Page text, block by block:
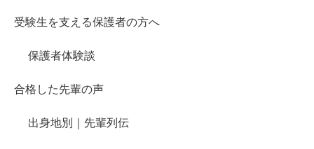
受験生を支える保護者の方へ
保護者体験談
合格した先輩の声
出身地別｜先輩列伝